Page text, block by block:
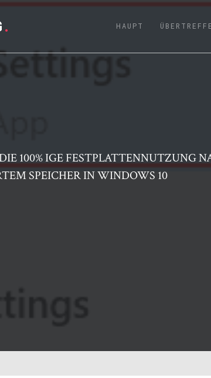
. HAUPT (CURRENT)
100% IGE FESTPLATTENNUTZUNG
SPEICHER IN WINDOWS 10